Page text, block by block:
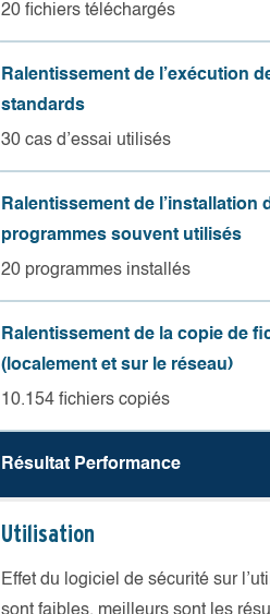
20 fichiers téléchargés
Ralentissement de l’exécution
standards
30 cas d’essai utilisés
Ralentissement de l’installation
programmes souvent utilisés
20 programmes installés
Ralentissement de la copie de
(localement et sur le réseau)
10.154 fichiers copiés
Résultat Performance
Utilisation
Effet du logiciel de sécurité sur